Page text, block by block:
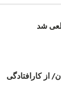
شد
از کارافتادگی